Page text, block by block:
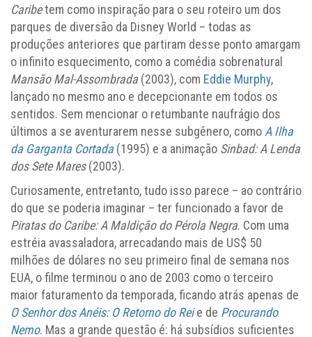
Caribetem como inspiração para o seu roteiro um dos
parques de diversão da Disney World – todas as
produções anteriores que partiram desse ponto amargam
o infinito esquecimento, como a comédia sobrenatural
Mansão Mal-Assombrada(2003), com Eddie Murphy,
lançado no mesmo ano e decepcionante em todos os
sentidos. Sem mencionar o retumbante naufrágio dos
últimos a se aventurarem nesse subgênero, como A Ilha
da Garganta Cortada(1995) e a animação Sinbad: A Lenda
dos Sete Mares(2003).
Curiosamente, entretanto, tudo isso parece – ao contrário
do que se poderia imaginar – ter funcionado a favor de
Piratas do Caribe: A Maldição do Pérola Negra. Com uma
estréia avassaladora, arrecadando mais de US$ 50
milhões de dólares no seu primeiro final de semana nos
EUA, o filme terminou o ano de 2003 como o terceiro
maior faturamento da temporada, ficando atrás apenas de
O Senhor dos Anéis: O Retorno do Reie de Procurando
Nemo. Mas a grande questão é: há subsídios suficientes